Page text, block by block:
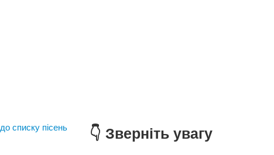
до списку пісень
👇 Зверніть увагу